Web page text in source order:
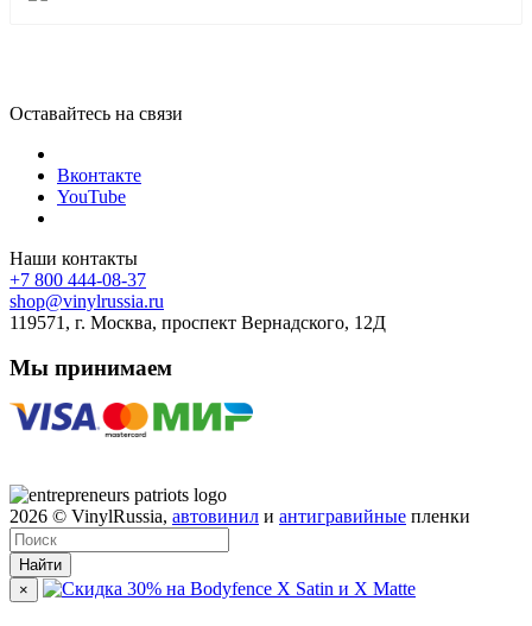
Оставайтесь на связи
Вконтакте
YouTube
Наши контакты
+7 800 444-08-37
shop@vinylrussia.ru
119571, г. Москва, проспект Вернадского, 12Д
Мы принимаем
2026 © VinylRussia, автовинил и антигравийные пленки
Найти
×